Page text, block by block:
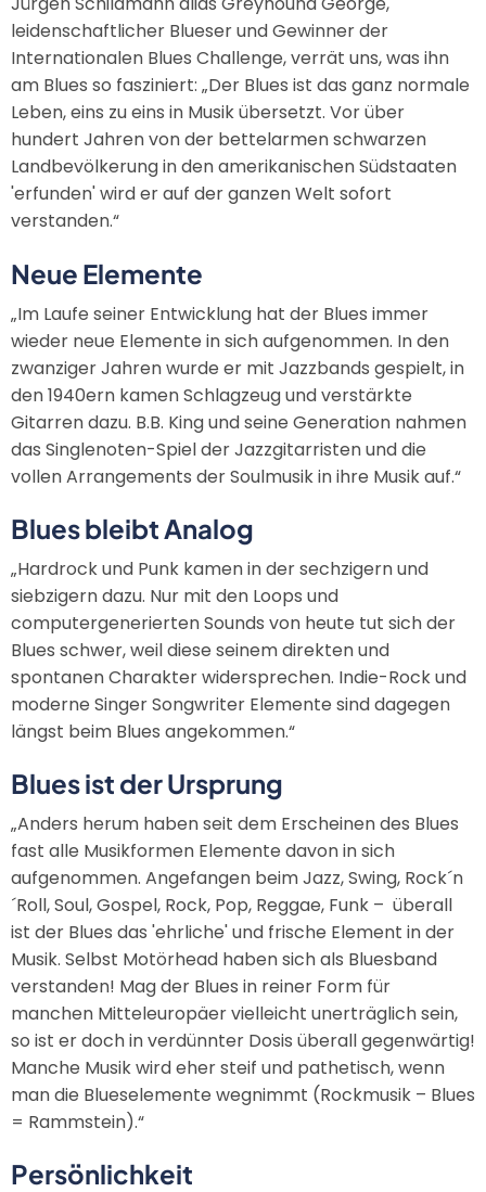
leidenschaftlicher Blueser und Gewinner der
Internationalen Blues Challenge, verrät uns, was ihn
am Blues so fasziniert: „Der Blues ist das ganz normale
Leben, eins zu eins in Musik übersetzt. Vor über
hundert Jahren von der bettelarmen schwarzen
Landbevölkerung in den amerikanischen Südstaaten
'erfunden' wird er auf der ganzen Welt sofort
verstanden.“
Neue Elemente
„Im Laufe seiner Entwicklung hat der Blues immer
wieder neue Elemente in sich aufgenommen. In den
zwanziger Jahren wurde er mit Jazzbands gespielt, in
den 1940ern kamen Schlagzeug und verstärkte
Gitarren dazu. B.B. King und seine Generation nahmen
das Singlenoten-Spiel der Jazzgitarristen und die
vollen Arrangements der Soulmusik in ihre Musik auf.“
Blues bleibt Analog
„Hardrock und Punk kamen in der sechzigern und
siebzigern dazu. Nur mit den Loops und
computergenerierten Sounds von heute tut sich der
Blues schwer, weil diese seinem direkten und
spontanen Charakter widersprechen. Indie-Rock und
moderne Singer Songwriter Elemente sind dagegen
längst beim Blues angekommen.“
Blues ist der Ursprung
„Anders herum haben seit dem Erscheinen des Blues
fast alle Musikformen Elemente davon in sich
aufgenommen. Angefangen beim Jazz, Swing, Rock´n
´Roll, Soul, Gospel, Rock, Pop, Reggae, Funk – überall
ist der Blues das 'ehrliche' und frische Element in der
Musik. Selbst Motörhead haben sich als Bluesband
verstanden! Mag der Blues in reiner Form für
manchen Mitteleuropäer vielleicht unerträglich sein,
so ist er doch in verdünnter Dosis überall gegenwärtig!
Manche Musik wird eher steif und pathetisch, wenn
man die Blueselemente wegnimmt (Rockmusik – Blues
= Rammstein).“
Persönlichkeit